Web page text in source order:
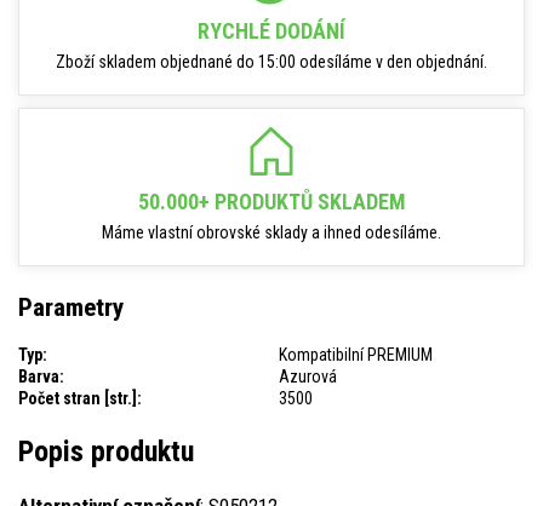
RYCHLÉ DODÁNÍ
Zboží skladem objednané do 15:00 odesíláme v den objednání.
50.000+ PRODUKTŮ SKLADEM
Máme vlastní obrovské sklady a ihned odesíláme.
Parametry
Typ:
Kompatibilní PREMIUM
Barva:
Azurová
Počet stran [str.]:
3500
Popis produktu